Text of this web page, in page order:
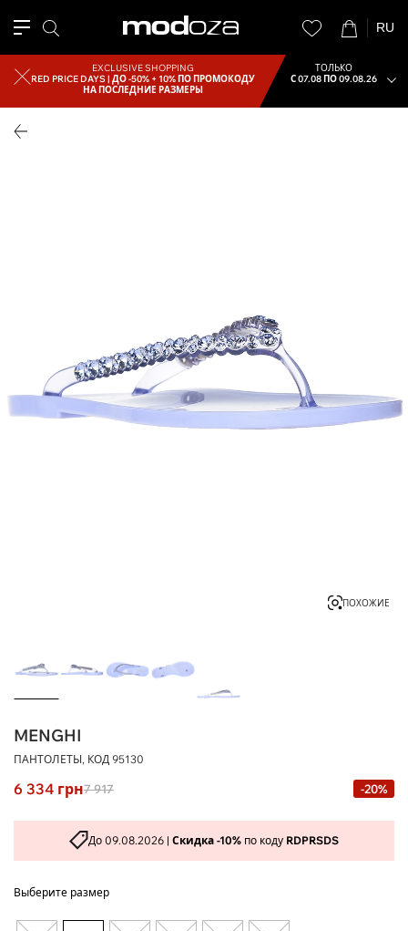
RU
EXCLUSIVE SHOPPING
RED PRICE DAYS |ДО -50% + 10% ПО ПРОМОКОДУ
НА ПОСЛЕДНИЕ РАЗМЕРЫ
ТОЛЬКО
С 07.08 ПО 09.08.26
ПОХОЖИЕ
MENGHI
ПАНТОЛЕТЫ, КОД 95130
6 334 грн7 917 -20%
До 09.08.2026 | Скидка -10% по коду RDPRSDS
Выберите размер